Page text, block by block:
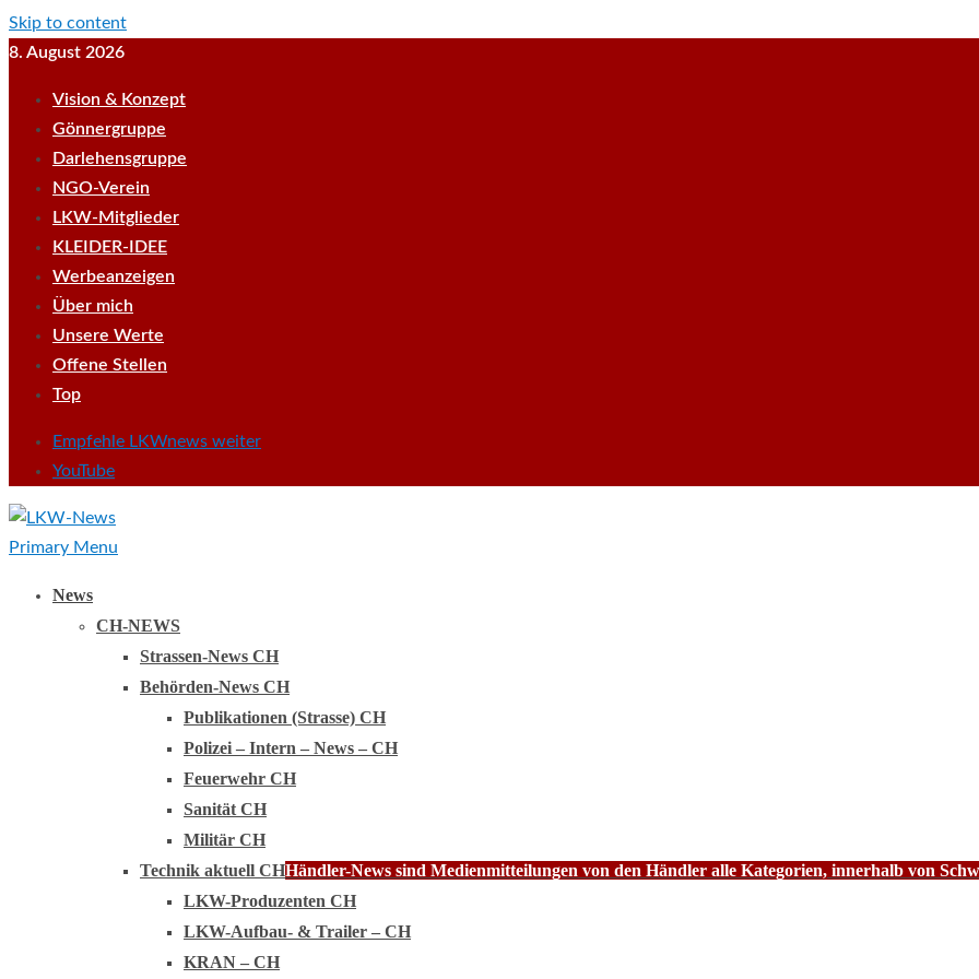
Skip to content
8. August 2026
Vision & Konzept
Gönnergruppe
Darlehensgruppe
NGO-Verein
LKW-Mitglieder
KLEIDER-IDEE
Werbeanzeigen
Über mich
Unsere Werte
Offene Stellen
Top
Empfehle LKWnews weiter
YouTube
Primary Menu
News
CH-NEWS
Strassen-News CH
Behörden-News CH
Publikationen (Strasse) CH
Polizei – Intern – News – CH
Feuerwehr CH
Sanität CH
Militär CH
Technik aktuell CHHändler-News sind Medienmitteilungen von den Händler alle Kategorien, innerhalb von
LKW-Produzenten CH
LKW-Aufbau- & Trailer – CH
KRAN – CH